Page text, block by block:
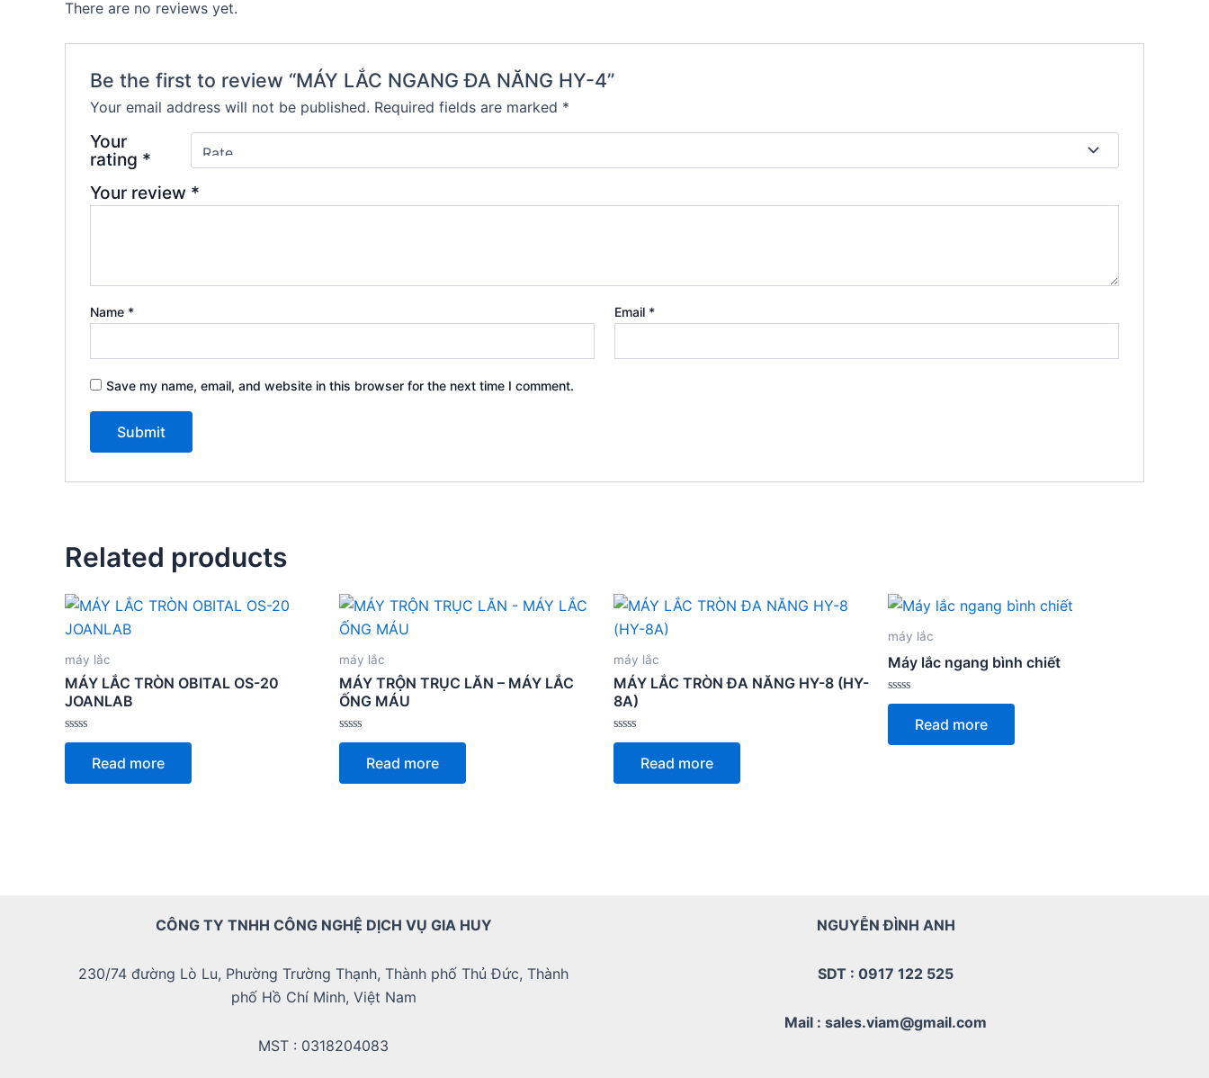
There are no reviews yet.
Be the first to review “MÁY LẮC NGANG ĐA NĂNG HY-4”
Your email address will not be published. Required fields are marked *
Your
rating *
Your review *
Name * Email *
Save my name, email, and website in this browser for the next time I comment.
Related products
máy lắc
MÁY LẮC TRÒN OBITAL OS-20
JOANLAB
Rated
5
Read more
máy lắc
MÁY TRỘN TRỤC LĂN – MÁY LẮC
ỐNG MÁU
Rated
5
Read more
máy lắc
MÁY LẮC TRÒN ĐA NĂNG HY-8 (HY-
8A)
Rated
5
Read more
máy lắc
Máy lắc ngang bình chiết
Rated
5
Read more
CÔNG TY TNHH CÔNG NGHỆ DỊCH VỤ GIA HUY
230/74 đường Lò Lu, Phường Trường Thạnh, Thành phố Thủ Đức, Thành
phố Hồ Chí Minh, Việt Nam
MST : 0318204083
NGUYỄN ĐÌNH ANH
SDT : 0917 122 525
Mail : sales.viam@gmail.com